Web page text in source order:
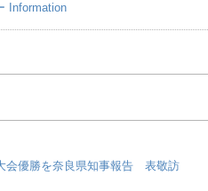
Information
会優勝を奈良県知事報告 表敬訪